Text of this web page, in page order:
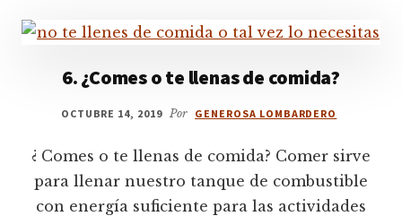
6. ¿Comes o te llenas de comida?
OCTUBRE 14, 2019 Por GENEROSA LOMBARDERO
¿ Comes o te llenas de comida? Comer sirve
para llenar nuestro tanque de combustible
con energía suficiente para las actividades